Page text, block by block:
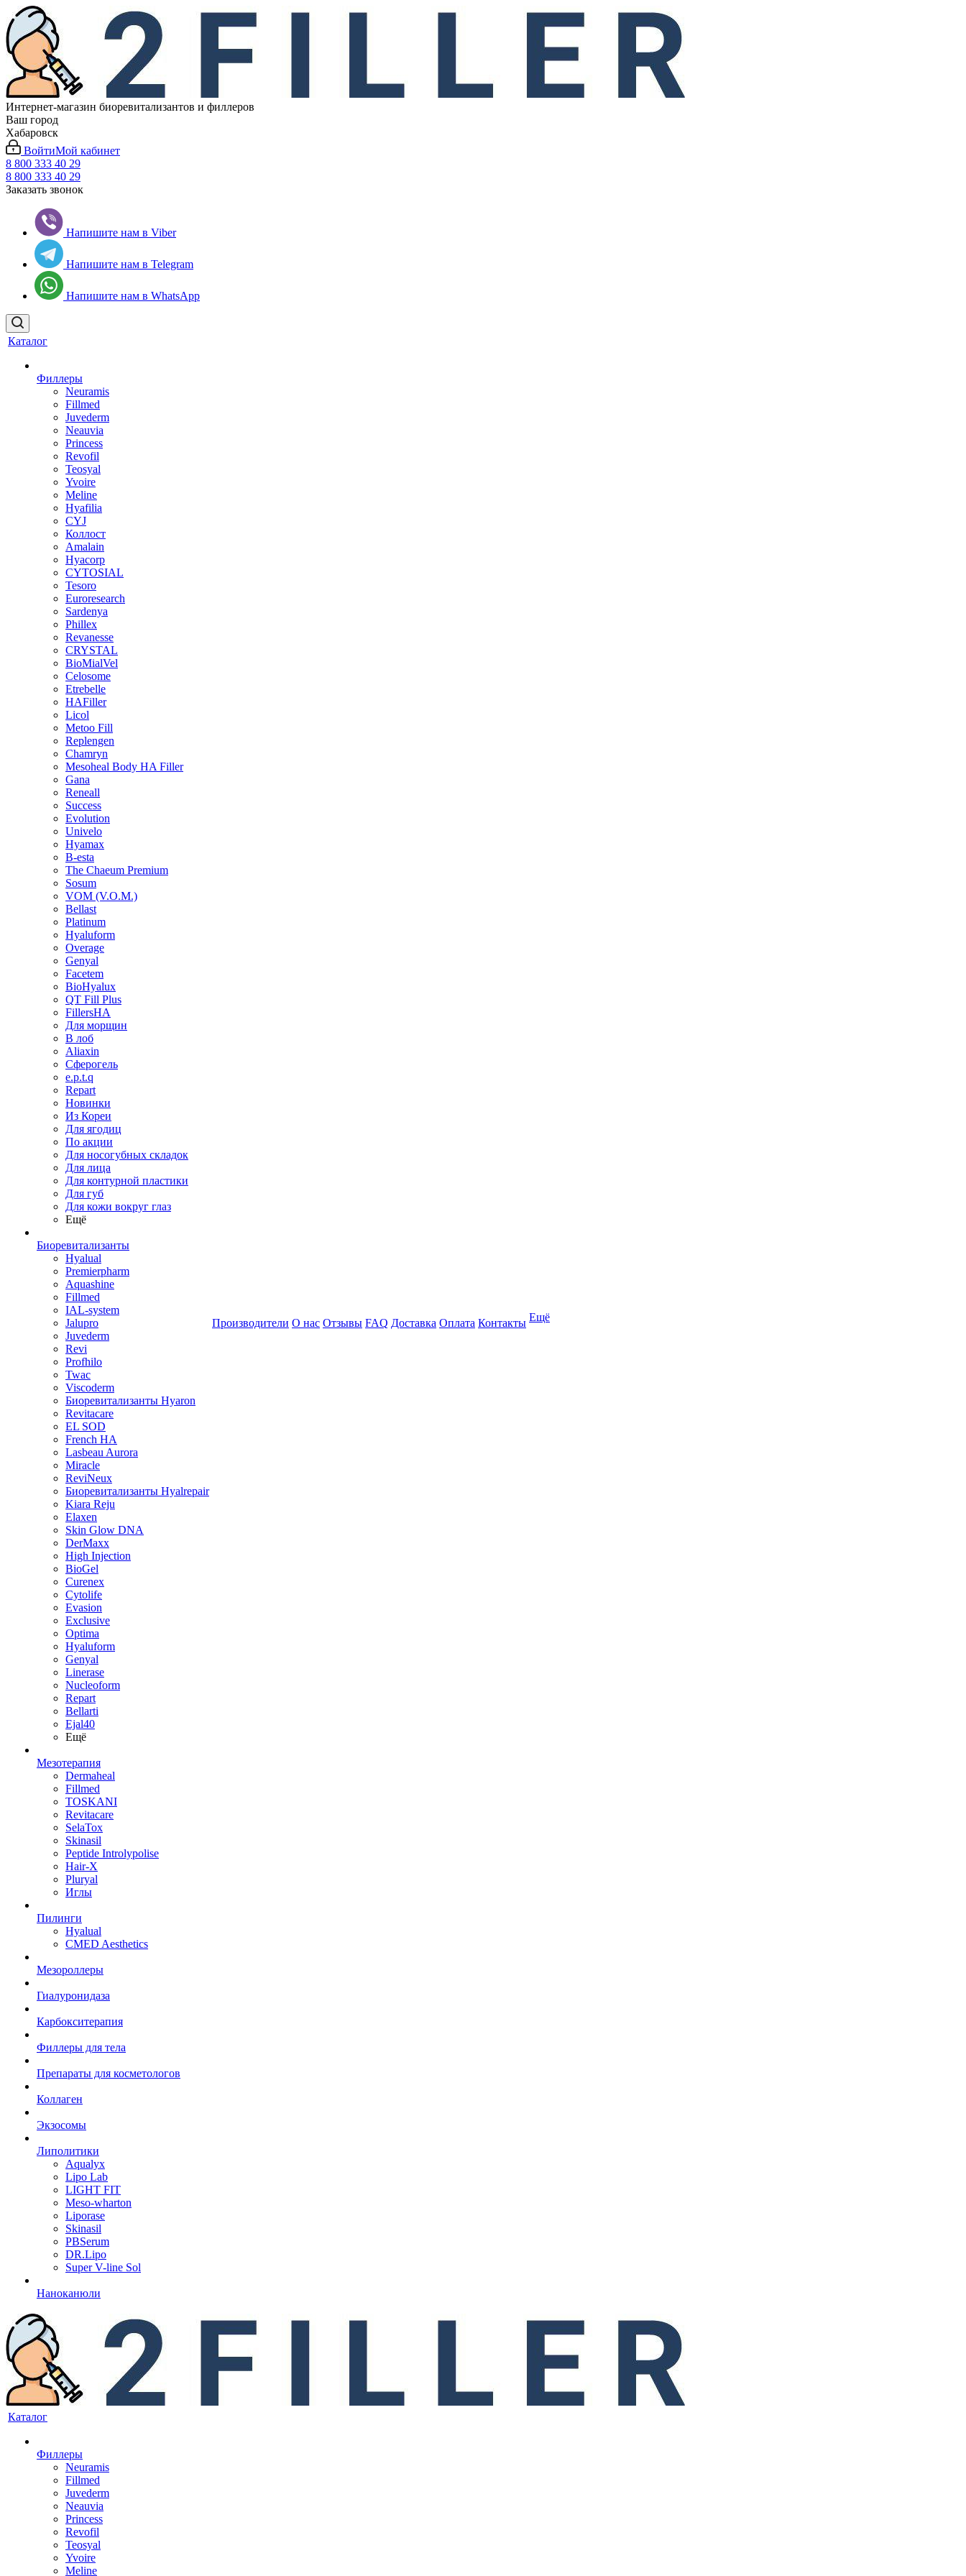
Интернет-магазин биоревитализантов и филлеров
Ваш город
Хабаровск
ВойтиМой кабинет
8 800 333 40 29
8 800 333 40 29
Заказать звонок
Напишите нам в Viber
Напишите нам в Telegram
Напишите нам в WhatsApp
Каталог
Филлеры
Neuramis
Fillmed
Juvederm
Neauvia
Princess
Revofil
Teosyal
Yvoire
Meline
Hyafilia
CYJ
Коллост
Amalain
Hyacorp
CYTOSIAL
Tesoro
Euroresearch
Sardenya
Phillex
Revanesse
CRYSTAL
BioMialVel
Celosome
Etrebelle
HAFiller
Licol
Metoo Fill
Replengen
Chamryn
Mesoheal Body HA Filler
Gana
Reneall
Success
Evolution
Univelo
Hyamax
B-esta
The Chaeum Premium
Sosum
VOM (V.O.M.)
Bellast
Platinum
Hyaluform
Overage
Genyal
Facetem
BioHyalux
QT Fill Plus
FillersHA
Для морщин
В лоб
Aliaxin
Сферогель
e.p.t.q
Repart
Новинки
Из Кореи
Для ягодиц
По акции
Для носогубных складок
Для лица
Для контурной пластики
Для губ
Для кожи вокруг глаз
Ещё
Биоревитализанты
Hyalual
Premierpharm
Aquashine
Fillmed
IAL-system
Jalupro
Juvederm
Revi
Profhilo
Twac
Viscoderm
Биоревитализанты Hyaron
Revitacare
EL SOD
French HA
Lasbeau Aurora
Miracle
ReviNeux
Биоревитализанты Hyalrepair
Kiara Reju
Elaxen
Skin Glow DNA
DerMaxx
High Injection
BioGel
Curenex
Cytolife
Evasion
Exclusive
Optima
Hyaluform
Genyal
Linerase
Nucleoform
Repart
Bellarti
Ejal40
Ещё
Мезотерапия
Dermaheal
Fillmed
TOSKANI
Revitacare
SelaTox
Skinasil
Peptide Introlypolise
Hair-X
Pluryal
Иглы
Пилинги
Hyalual
CMED Aesthetics
Мезороллеры
Гиалуронидаза
Карбокситерапия
Филлеры для тела
Препараты для косметологов
Коллаген
Экзосомы
Липолитики
Aqualyx
Lipo Lab
LIGHT FIT
Meso-wharton
Liporase
Skinasil
PBSerum
DR.Lipo
Super V-line Sol
Наноканюли
Производители О нас Отзывы FAQ Доставка Оплата Контакты Ещё
Каталог
Филлеры
Neuramis
Fillmed
Juvederm
Neauvia
Princess
Revofil
Teosyal
Yvoire
Meline